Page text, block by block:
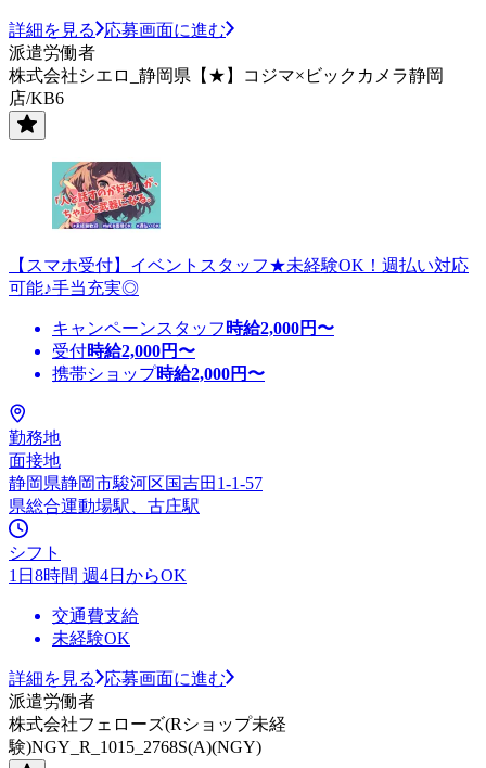
詳細を見る
応募画面に進む
派遣労働者
株式会社シエロ_静岡県【★】コジマ×ビックカメラ静岡
店/KB6
【スマホ受付】イベントスタッフ★未経験OK！週払い対応
可能♪手当充実◎
キャンペーンスタッフ 時給2,000円〜
受付時給2,000円〜
携帯ショップ時給2,000円〜
勤務地
面接地
静岡県静岡市駿河区国吉田1-1-57
県総合運動場駅、古庄駅
シフト
1日8時間 週4日からOK
交通費支給
未経験OK
詳細を見る
応募画面に進む
派遣労働者
株式会社フェローズ(Rショップ未経
験)NGY_R_1015_2768S(A)(NGY)